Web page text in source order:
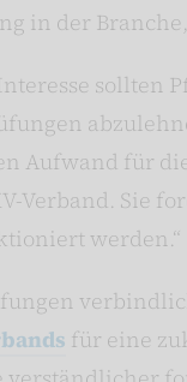
in der
sollten
Aufwand für
Verband. Sie
werden.“
für eine